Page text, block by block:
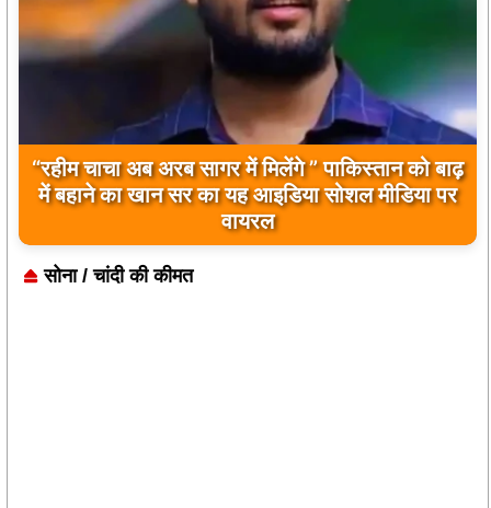
बिलावल भुट्टो द्वारा सिंधु नदी और भारत को लेकर दिए गए
बयान पर भारत के केंद्रीय मंत्रियों की कड़ी प्रतिक्रिया
सोना / चांदी की कीमत